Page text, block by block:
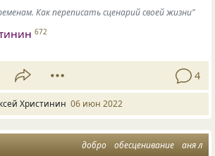
Как переписать сценарий своей жизни"
672
4
Христинин 06 июн 2022
добро обесценивание аня л